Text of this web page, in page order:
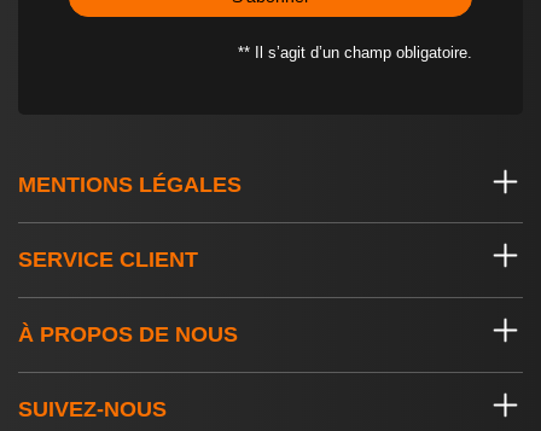
** Il s’agit d’un champ obligatoire.
MENTIONS LÉGALES
SERVICE CLIENT
À PROPOS DE NOUS
SUIVEZ-NOUS